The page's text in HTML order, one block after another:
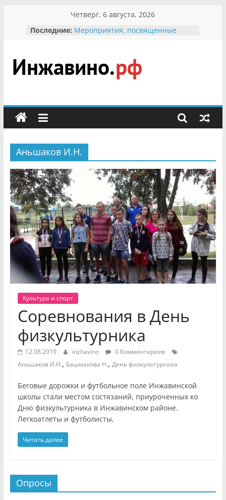
содержимому
Четверг, 6 августа, 2026
Последние: Мероприятия, посвященные
гражданин Инжавинского округа»
участнице Великой
Отечественной, фронтовичке
Безопасность в сети Интернет
мероприятии «Сохраним
первоцветы!»
В вольере Воронинского
заповедника родились крапчатые
суслики
Инжавино.рф
сельский
портал
Аньшаков И.Н.
Культура и спорт
Соревнования в День
физкультурника
12.08.2019 inzhavino
0 Комментариев
Аньшаков И.Н., Башмакова Н., День физкультурника
Беговые дорожки и футбольное поле Инжавинской
школы стали местом состязаний, приуроченных ко
Дню физкультурника в Инжавинском районе.
Легкоатлеты и футболисты,
Читать далее
Опросы